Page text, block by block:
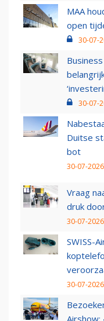
MAA
open
30-07-
30-07-
Duitse
bot
30-07-
Vraag
druk
30-07-
SWISS-
30-07-